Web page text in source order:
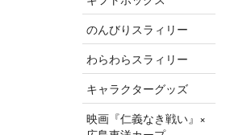
のんびりスラィリー
わらわらスラィリー
キャラクターグッズ
映画『仁義なき戦い』×